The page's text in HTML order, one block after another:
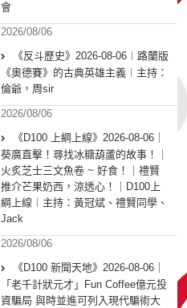
會
2026/08/06
《反斗歷史》2026-08-06︱路蘭版
《奧德賽》的古典英雄主義︱主持：
倫爺，周sir
2026/08/06
《D100 上綱上線》2026-08-06｜
葵廣直擊！尋找冰糖葫蘆的故事！｜
火炙芝士三文魚卷 ~ 好食！｜禮賢
推介芒果奶西，涼透心！｜D100上
綱上線︱主持：黃冠斌、禮賢同學、
Jack
2026/08/06
《D100 新聞天地》2026-08-06｜
「老千計狀元才」Fun Coffee億元投
資騙局 與時並進可列入現代騙術大